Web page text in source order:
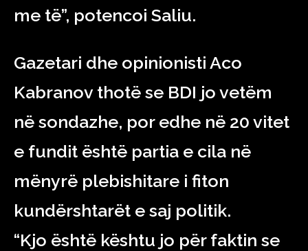
me të”, potencoi Saliu.
Gazetari dhe opinionisti Aco
Kabranov thotë se BDI jo vetëm
në sondazhe, por edhe në 20 vitet
e fundit është partia e cila në
mënyrë plebishitare i fiton
kundërshtarët e saj politik.
“Kjo është kështu jo për faktin se